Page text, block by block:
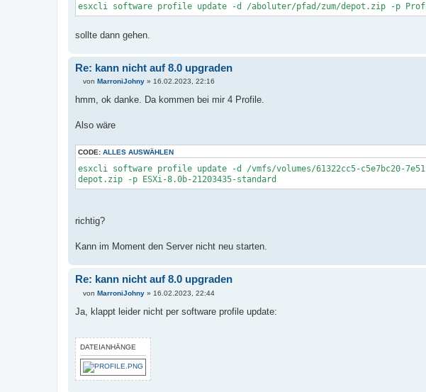
esxcli software profile update -d /aboluter/pfad/zum/depot.zip -p
sollte dann gehen.
Re: kann nicht auf 8.0 upgraden
i
a
von MarroniJohny » 16.02.2023, 22:16
hmm, ok danke. Da kommen bei mir 4 Profile.
Also wäre
CODE: ALLES AUSWÄHLEN
esxcli software profile update -d /vmfs/volumes/61322cc5-c5e7bc20-7e51-
depot.zip -p ESXi-8.0b-21203435-standard
richtig?
Kann im Moment den Server nicht neu starten.
Re: kann nicht auf 8.0 upgraden
i
g
von MarroniJohny » 16.02.2023, 22:44
Ja, klappt leider nicht per software profile update:
DATEIANHÄNGE